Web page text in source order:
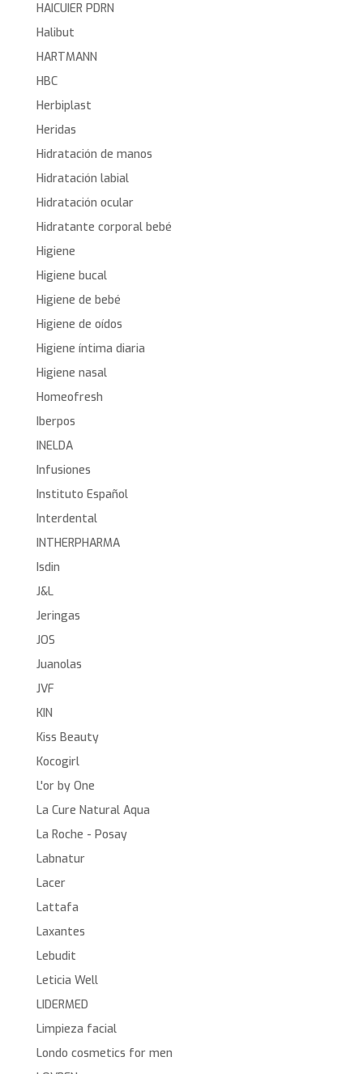
HAICUIER PDRN
Halibut
HARTMANN
HBC
Herbiplast
Heridas
Hidratación de manos
Hidratación labial
Hidratación ocular
Hidratante corporal bebé
Higiene
Higiene bucal
Higiene de bebé
Higiene de oídos
Higiene íntima diaria
Higiene nasal
Homeofresh
Iberpos
INELDA
Infusiones
Instituto Español
Interdental
INTHERPHARMA
Isdin
J&L
Jeringas
JOS
Juanolas
JVF
KIN
Kiss Beauty
Kocogirl
L'or by One
La Cure Natural Aqua
La Roche - Posay
Labnatur
Lacer
Lattafa
Laxantes
Lebudit
Leticia Well
LIDERMED
Limpieza facial
Londo cosmetics for men